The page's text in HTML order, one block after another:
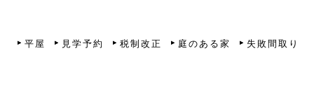
平屋 見学予約 税制改正 庭のある家 失敗間取り